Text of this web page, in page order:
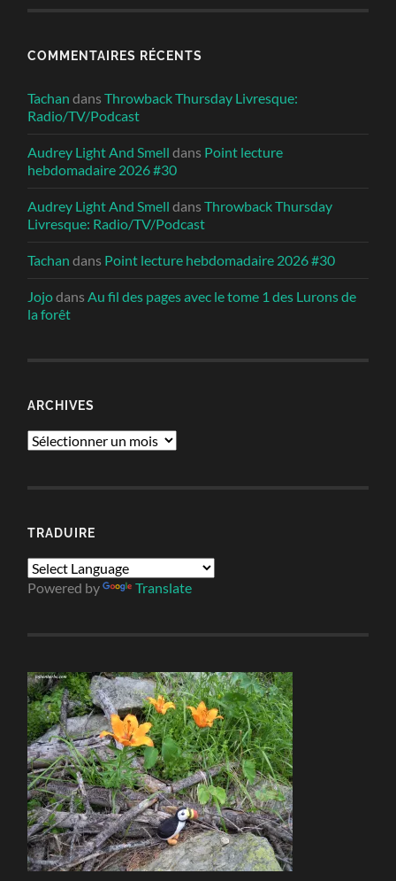
COMMENTAIRES RÉCENTS
Tachan dansThrowback Thursday Livresque:
Radio/TV/Podcast
Audrey Light And Smell dans Point lecture
hebdomadaire 2026 #30
Audrey Light And Smell dansThrowback Thursday
Livresque: Radio/TV/Podcast
Tachan dans Point lecture hebdomadaire 2026 #30
Jojodans Au fil des pages avec le tome 1 des Lurons de
la forêt
ARCHIVES
Archives
TRADUIRE
Powered by Translate